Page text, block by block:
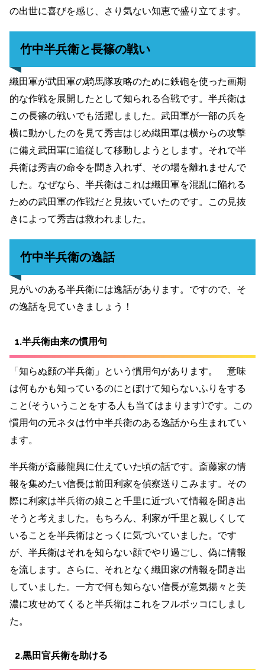
の出世に喜びを感じ、さり気ない知恵で盛り立てます。
竹中半兵衛と長篠の戦い
織田軍が武田軍の騎馬隊攻略のために鉄砲を使った画期
的な作戦を展開したとして知られる合戦です。半兵衛は
この長篠の戦いでも活躍しました。武田軍が一部の兵を
横に動かしたのを見て秀吉はじめ織田軍は横からの攻撃
に備え武田軍に追従して移動しようとします。それで半
兵衛は秀吉の命令を聞き入れず、その場を離れませんで
した。なぜなら、半兵衛はこれは織田軍を混乱に陥れる
ための武田軍の作戦だと見抜いていたのです。この見抜
きによって秀吉は救われました。
竹中半兵衛の逸話
見がいのある半兵衛には逸話があります。ですので、そ
の逸話を見ていきましょう！
1.半兵衛由来の慣用句
「知らぬ顔の半兵衛」という慣用句があります。 意味
は何もかも知っているのにとぼけて知らないふりをする
こと(そういうことをする人も当てはまります)です。この
慣用句の元ネタは竹中半兵衛のある逸話から生まれてい
ます。
半兵衛が斎藤龍興に仕えていた頃の話です。斎藤家の情
報を集めたい信長は前田利家を偵察送りこみます。その
際に利家は半兵衛の娘こと千里に近づいて情報を聞き出
そうと考えました。もちろん、利家が千里と親しくして
いることを半兵衛はとっくに気づいていました。です
が、半兵衛はそれを知らない顔でやり過ごし、偽に情報
を流します。さらに、それとなく織田家の情報を聞き出
していました。一方で何も知らない信長が意気揚々と美
濃に攻せめてくると半兵衛はこれをフルボッコにしまし
た。
2.黒田官兵衛を助ける